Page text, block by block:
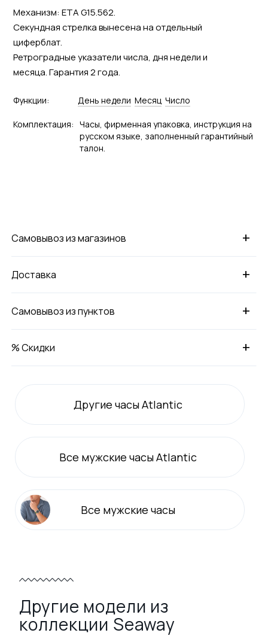
Механизм: ETA G15.562.
Секундная стрелка вынесена на отдельный
циферблат.
Ретроградные указатели числа, дня недели и
месяца. Гарантия 2 года.
Функции: День недели Месяц Число
Комплектация: Часы, фирменная упаковка, инструкция на
русском языке, заполненный гарантийный
талон.
+
Самовывоз из магазинов
+
Доставка
+
Самовывоз из пунктов
+
% Скидки
Другие часы Atlantic
Все мужские часы Atlantic
Все мужские часы
Другие модели из
коллекции Seaway